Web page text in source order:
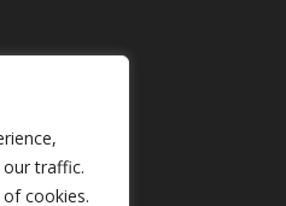
traffic.
cookies.